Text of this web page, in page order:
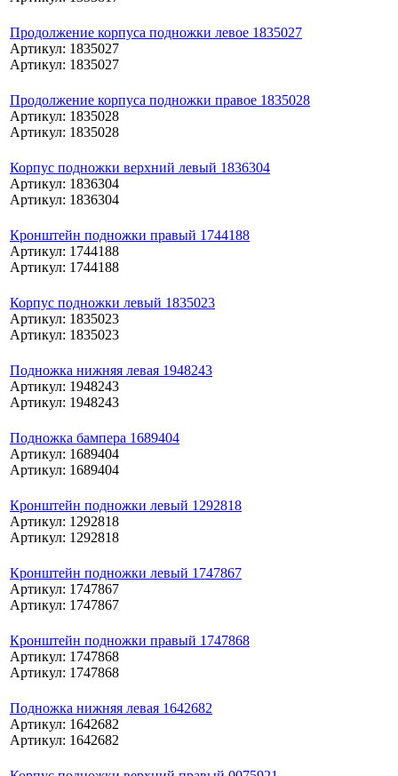
Продолжение корпуса подножки левое 1835027
Артикул: 1835027
Артикул: 1835027
Продолжение корпуса подножки правое 1835028
Артикул: 1835028
Артикул: 1835028
Корпус подножки верхний левый 1836304
Артикул: 1836304
Артикул: 1836304
Кронштейн подножки правый 1744188
Артикул: 1744188
Артикул: 1744188
Корпус подножки левый 1835023
Артикул: 1835023
Артикул: 1835023
Подножка нижняя левая 1948243
Артикул: 1948243
Артикул: 1948243
Подножка бампера 1689404
Артикул: 1689404
Артикул: 1689404
Кронштейн подножки левый 1292818
Артикул: 1292818
Артикул: 1292818
Кронштейн подножки левый 1747867
Артикул: 1747867
Артикул: 1747867
Кронштейн подножки правый 1747868
Артикул: 1747868
Артикул: 1747868
Подножка нижняя левая 1642682
Артикул: 1642682
Артикул: 1642682